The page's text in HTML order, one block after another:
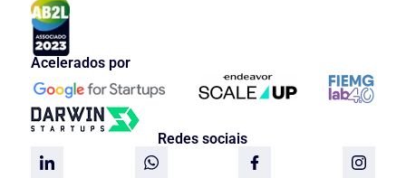
Acelerados por
Redes sociais